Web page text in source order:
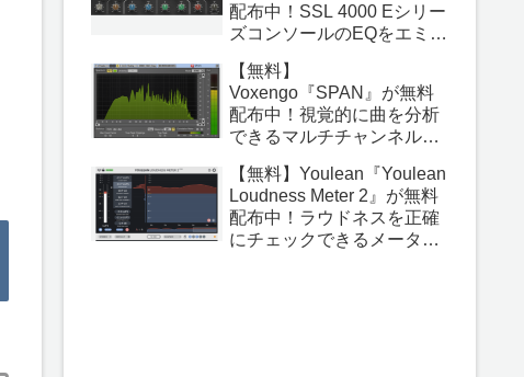
配布中！SSL 4000 Eシリー
ズコンソールのEQをエミュ
いアナログEQプラグイン！
【無料】
Voxengo『SPAN』が無料
配布中！視覚的に曲を分析
できるマルチチャンネル対
ラグイン！
【無料】Youlean『Youlean
Loudness Meter 2』が無料
配布中！ラウドネスを正確
にチェックできるメーター